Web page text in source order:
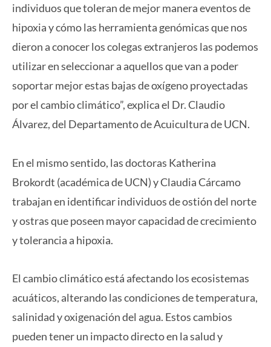
individuos que toleran de mejor manera eventos de
hipoxia y cómo las herramienta genómicas que nos
dieron a conocer los colegas extranjeros las podemos
utilizar en seleccionar a aquellos que van a poder
soportar mejor estas bajas de oxígeno proyectadas
por el cambio climático”, explica el Dr. Claudio
Álvarez, del Departamento de Acuicultura de UCN.
En el mismo sentido, las doctoras Katherina
Brokordt (académica de UCN) y Claudia Cárcamo
trabajan en identificar individuos de ostión del norte
y ostras que poseen mayor capacidad de crecimiento
y tolerancia a hipoxia.
El cambio climático está afectando los ecosistemas
acuáticos, alterando las condiciones de temperatura,
salinidad y oxigenación del agua. Estos cambios
pueden tener un impacto directo en la salud y